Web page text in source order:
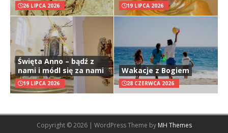
26 LIPCA 2026 19 LIPCA 2026
Święta Anno – bądź z
nami i módl się za nami
19 LIPCA 2026
Wakacje z Bogiem
28 CZERWCA 2026
Copyright © 2026 | WordPress Theme by MH Themes